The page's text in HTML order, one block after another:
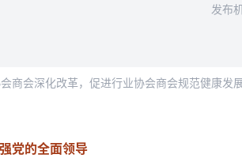
发布
商会深化改革，促进行业协会商会规范健康发
党的全面领导